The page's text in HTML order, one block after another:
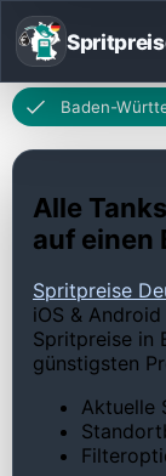
Baden-
Alle
auf einen
Spritpreise
iOS &
Spritpreise in
günstigsten
Aktuelle